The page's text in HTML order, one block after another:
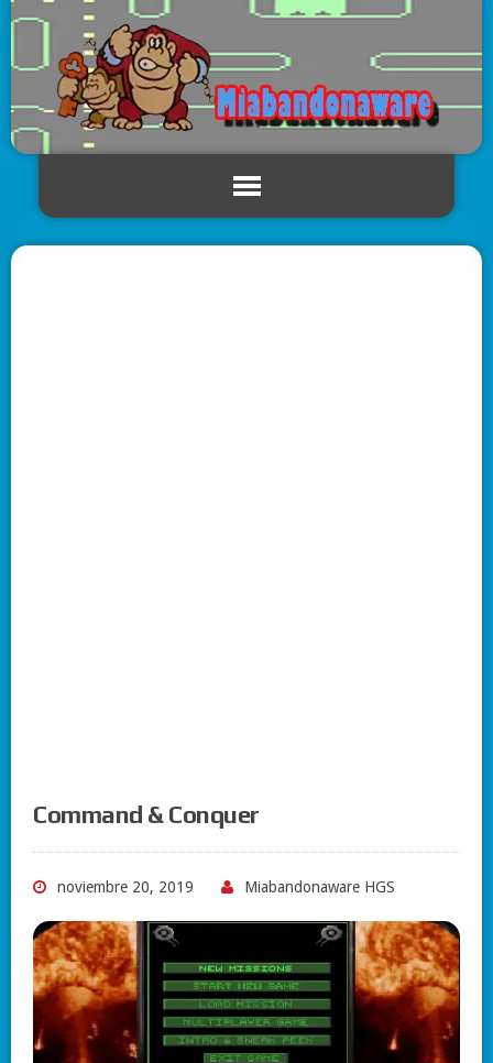
Command & Conquer
noviembre 20, 2019 Miabandonaware HGS